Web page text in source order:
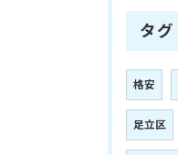
タグ
格安
足立区